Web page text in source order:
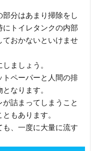
分はあまり掃除をし
トイレタンクの内部
おかないといけませ
ましょう。
トペーパーと人間の排
なります。
詰まってしまうこと
もあります。
、一度に大量に流す